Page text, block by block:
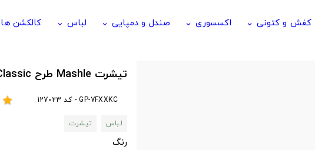
کفش و کتونی keyboard_arrow_down اکسسوری keyboard_arrow_down صندل و دمپایی keyboard_arrow_down لباس keyboard_arrow_down کالکشن ها
تیشرت Mashle طرح Mashle Classic
GP-7FXXKC - کد 127023 star
لباس
تیشرت
رنگ